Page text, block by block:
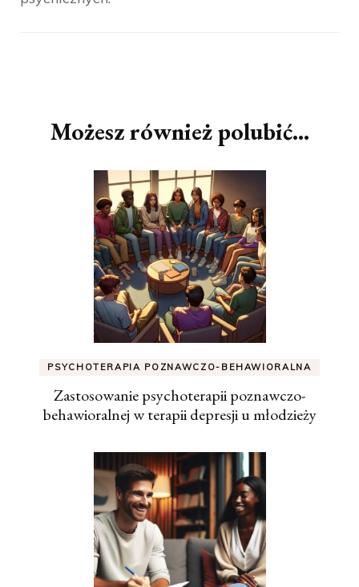
Możesz również polubić…
PSYCHOTERAPIA POZNAWCZO-BEHAWIORALNA
Zastosowanie psychoterapii poznawczo-
behawioralnej w terapii depresji u młodzieży